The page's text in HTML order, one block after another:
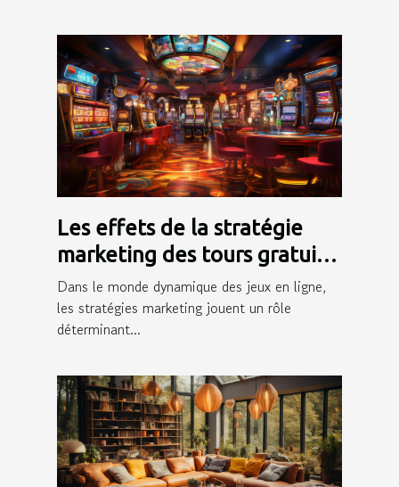
Les effets de la stratégie
marketing des tours gratuits
sur l'engagement des
joueurs
Dans le monde dynamique des jeux en ligne,
les stratégies marketing jouent un rôle
déterminant...